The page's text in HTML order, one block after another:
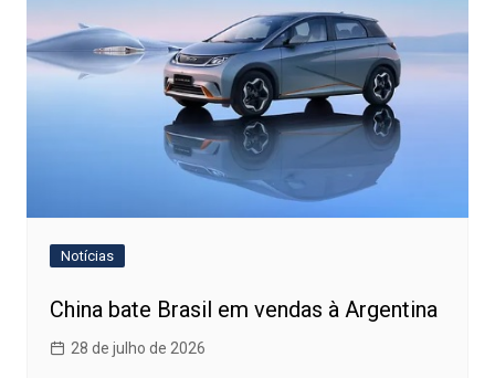
Notícias
China bate Brasil em vendas à Argentina
28 de julho de 2026